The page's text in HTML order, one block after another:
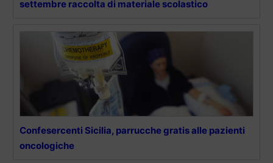
settembre raccolta di materiale scolastico
Confesercenti Sicilia, parrucche gratis alle pazienti
oncologiche